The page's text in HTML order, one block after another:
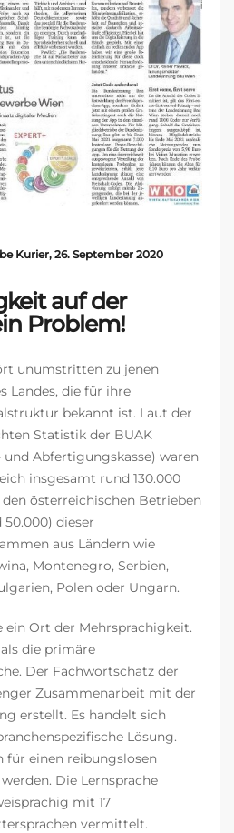
Kurier, 26. September 2020
auf der
Problem!
unumstritten zu jenen
Landes, die für ihre
bekannt ist. Laut der
Statistik der BUAK
Abfertigungskasse) waren
insgesamt rund 130.000
österreichischen Betrieben
dieser
aus Ländern wie
Montenegro, Serbien,
Polen oder Ungarn.
Ort der Mehrsprachigkeit.
die primäre
Der Fachwortschatz der
Zusammenarbeit mit der
erstellt. Es handelt sich
Lösung.
für einen reibungslosen
Die Lernsprache
mit 17
vermittelt.